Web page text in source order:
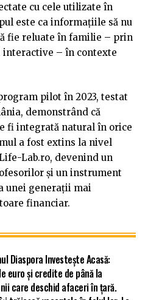
cu cele utilizate în
este ca informațiile să nu
fie reluate în familie – prin
interactive – în contexte
pilot în 2023, testat
demonstrând că
fi integrată natural în orice
a fost extins la nivel
Lab.ro, devenind un
și un instrument
unei generații mai
financiar.
Diaspora Investește Acasă:
euro și credite de până la
care deschid afaceri în țară.